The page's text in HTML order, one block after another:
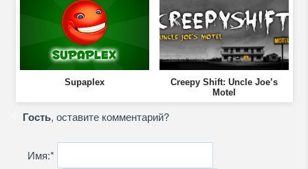
Supaplex
Creepy Shift: Uncle Joe’s
Motel
Гость, оставите комментарий?
Имя:*